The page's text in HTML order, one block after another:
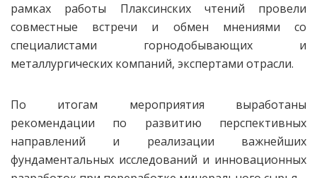
рамках работы Плаксинских чтений провели
совместные встречи и обмен мнениями со
специалистами горнодобывающих и
металлургических компаний, экспертами отрасли.
По итогам мероприятия выработаны
рекомендации по развитию перспективных
направлений и реализации важнейших
фундаментальных исследований и инновационных